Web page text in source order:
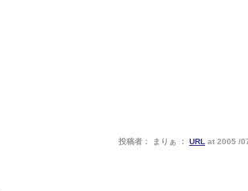
投稿者： まりぁ ： URL at 2005 /